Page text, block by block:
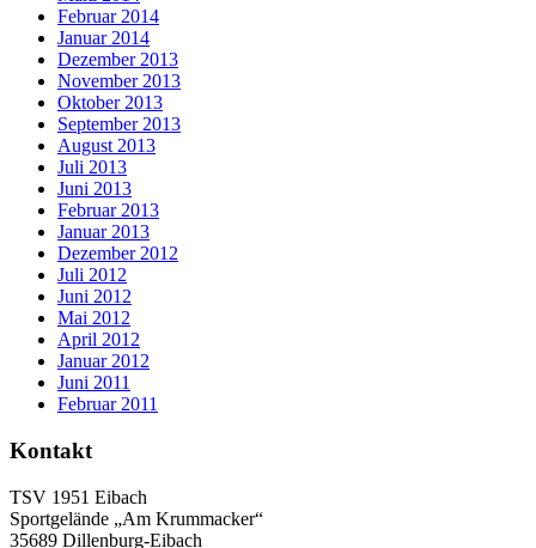
Februar 2014
Januar 2014
Dezember 2013
November 2013
Oktober 2013
September 2013
August 2013
Juli 2013
Juni 2013
Februar 2013
Januar 2013
Dezember 2012
Juli 2012
Juni 2012
Mai 2012
April 2012
Januar 2012
Juni 2011
Februar 2011
Kontakt
TSV 1951 Eibach
Sportgelände „Am Krummacker“
35689 Dillenburg-Eibach